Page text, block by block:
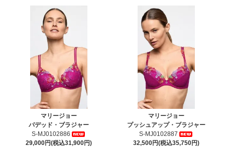
マリージョー
パデッド・ブラジャー
S-MJ0102886
29,000円(税込31,900円)
マリージョー
プッシュアップ・ブラジャー
S-MJ0102887
32,500円(税込35,750円)